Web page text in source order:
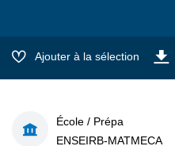
Ajouter à la sélection
École / Prépa
ENSEIRB-MATMECA